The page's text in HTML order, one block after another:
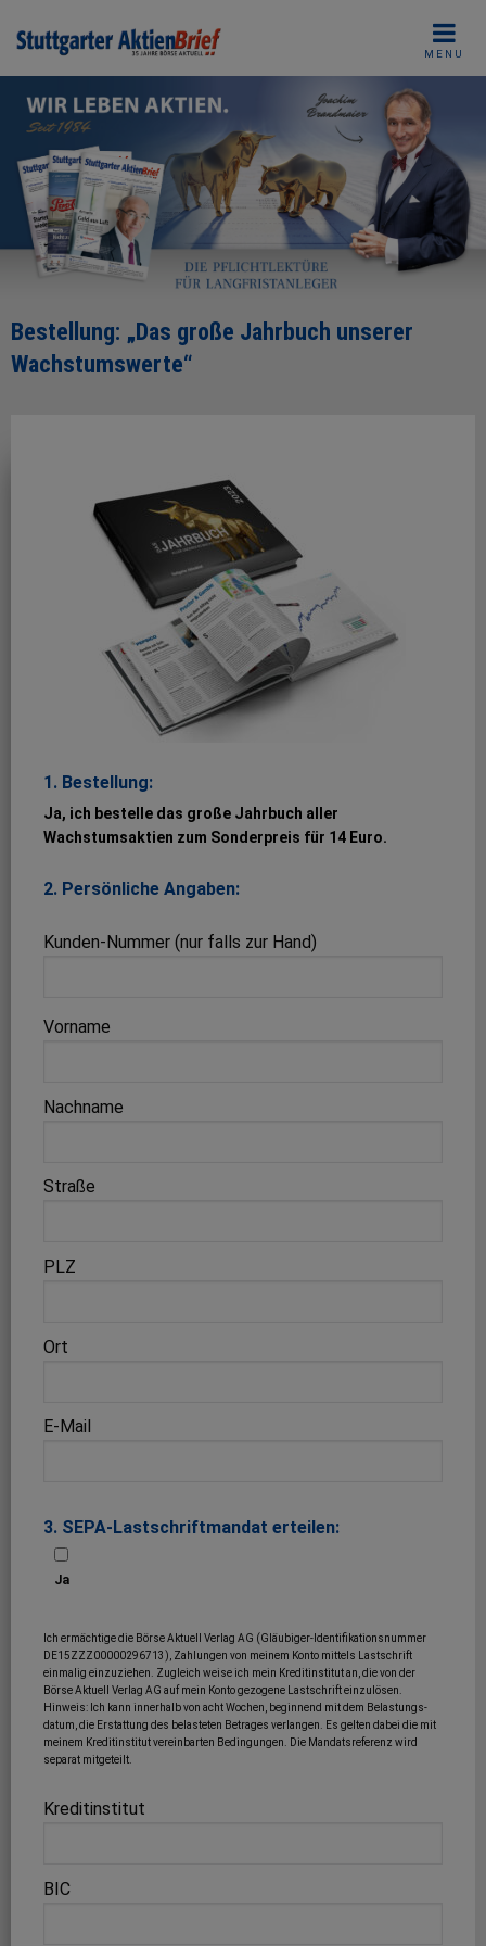
MENU
Bestellung: „Das große Jahrbuch unserer
Wachstumswerte“
1. Bestellung:
Ja, ich bestelle das große Jahrbuch aller
Wachstumsaktien zum Sonderpreis für 14 Euro.
2. Persönliche Angaben:
Kunden-Nummer (nur falls zur Hand)
Vorname
Nachname
Straße
PLZ
Ort
E-Mail
3. SEPA-Lastschriftmandat erteilen:
Ja
Ich ermächtige die Börse Aktuell Verlag AG (Gläubiger-Identifikationsnummer
DE15ZZZ00000296713), Zahlungen von meinem Konto mittels Lastschrift
einmalig einzuziehen. Zugleich weise ich mein Kreditinstitut an, die von der
Börse Aktuell Verlag AG auf mein Konto gezogene Lastschrift einzulösen.
Hinweis: Ich kann innerhalb von acht Wochen, beginnend mit dem Belastungs­
datum, die Erstattung des belasteten Betrages verlangen. Es gelten dabei die mit
meinem Kreditinstitut vereinbarten Bedingungen. Die Mandatsreferenz wird
separat mitgeteilt.
Kreditinstitut
BIC